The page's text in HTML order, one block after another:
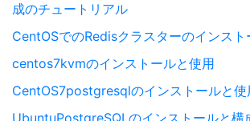
成のチュートリアル
CentOSでのRedisクラスターのインスト
centos7kvmのインストールと使用
CentOS7postgresqlのインストールと使
UbuntuPostgreSQLのインストールと構